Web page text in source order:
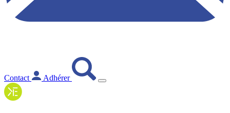
Contact Adhérer